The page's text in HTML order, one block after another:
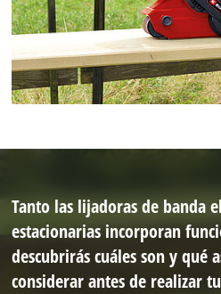
Tanto las lijadoras de banda
estacionarias incorporan
descubrirás cuáles son y qué
considerar antes de realizar